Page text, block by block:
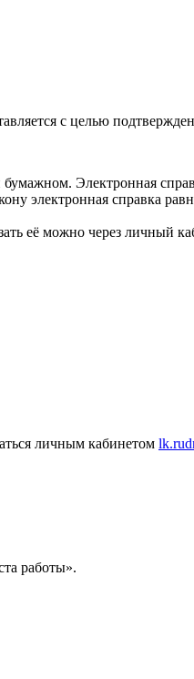
с целью
Электронная
электронная справка
её можно через личный
личным кабинетом
работы».